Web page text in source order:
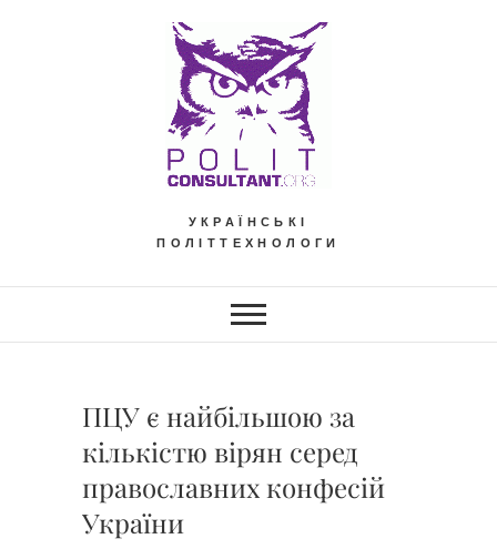
УКРАЇНСЬКІ
ПОЛІТТЕХНОЛОГИ
ПЦУ є найбільшою за
кількістю вірян серед
православних конфесій
України